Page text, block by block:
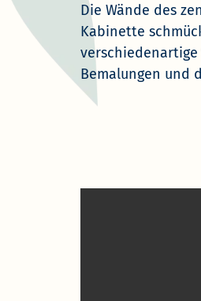
Die Wände des
Kabinette
verschiedenartige
Bemalungen und